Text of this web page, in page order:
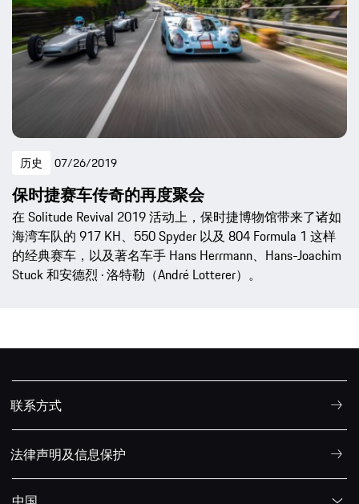
历史 07/26/2019
保时捷赛车传奇的再度聚会
在 Solitude Revival 2019 活动上，保时捷博物馆带来了诸如
海湾车队的 917 KH、550 Spyder 以及 804 Formula 1 这样
的经典赛车，以及著名车手 Hans Herrmann、Hans-Joachim
Stuck 和安德烈 · 洛特勒（André Lotterer）。
联系方式
法律声明及信息保护